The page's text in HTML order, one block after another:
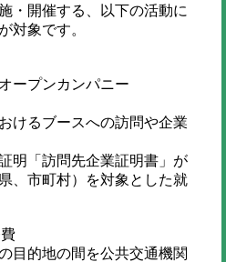
・開催する、以下の活動に
対象です。
ープンカンパニー
けるブースへの訪問や企業
「訪問先企業証明書」が
、市町村）を対象とした就
目的地の間を公共交通機関